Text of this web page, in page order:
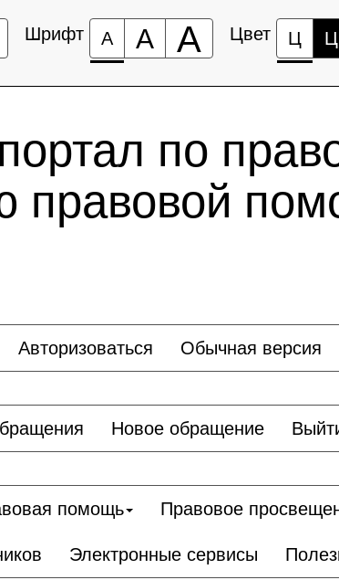
Шрифт А А А Цвет Ц Ц
по
правовой
Авторизоваться Обычная версия
Новое обращение
помощь Правовое
Электронные сервисы